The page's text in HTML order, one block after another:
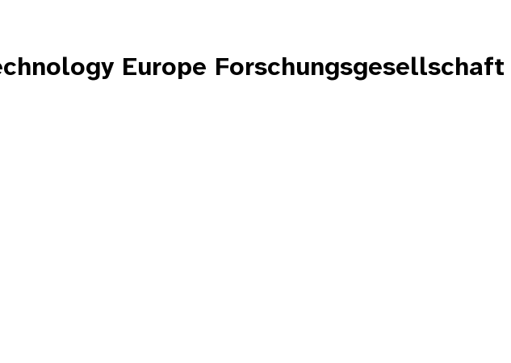
Europe Forschungsgesellschaft